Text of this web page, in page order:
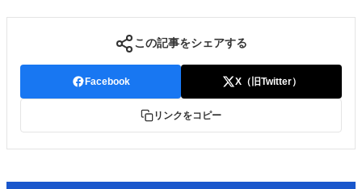
この記事をシェアする
Facebook X（旧Twitter）
リンクをコピー